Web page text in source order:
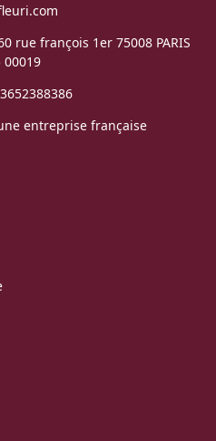
rue françois 1er 75008 PARIS
00019
entreprise française